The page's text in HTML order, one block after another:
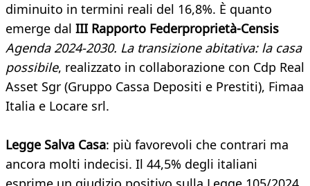
diminuito in termini reali del 16,8%. È quanto
emerge dal III Rapporto Federproprietà-Censis
Agenda 2024-2030. La transizione abitativa: la casa
possibile, realizzato in collaborazione con Cdp Real
Asset Sgr (Gruppo Cassa Depositi e Prestiti), Fimaa
Italia e Locare srl.
Legge Salva Casa: più favorevoli che contrari ma
ancora molti indecisi. Il 44,5% degli italiani